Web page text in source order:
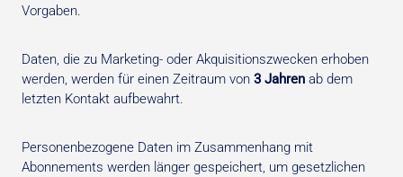
Vorgaben.
Daten, die zu Marketing- oder Akquisitionszwecken erhoben
werden, werden für einen Zeitraum von 3 Jahren ab dem
letzten Kontakt aufbewahrt.
Personenbezogene Daten im Zusammenhang mit
Abonnements werden länger gespeichert, um gesetzlichen